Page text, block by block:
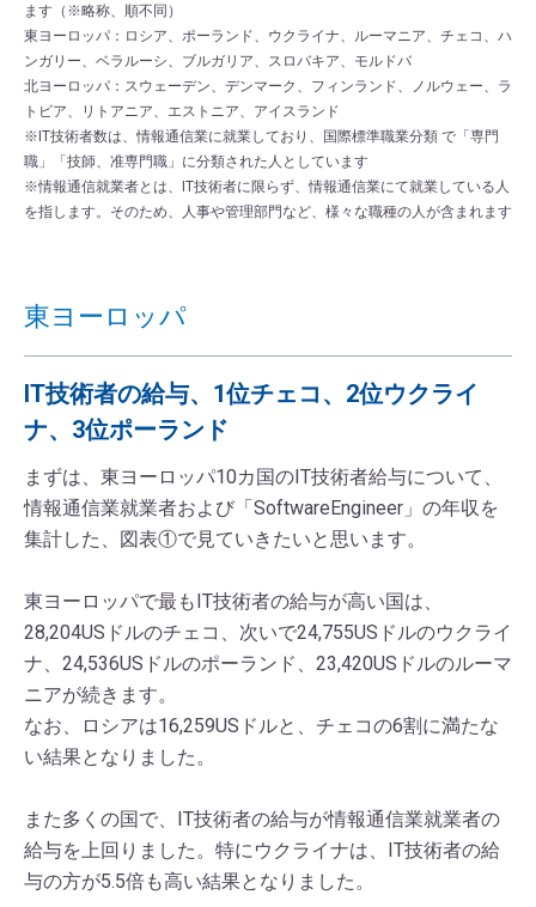
ます（※略称、順不同）
東ヨーロッパ：ロシア、ポーランド、ウクライナ、ルーマニア、チェコ、ハ
ンガリー、ベラルーシ、ブルガリア、スロバキア、モルドバ
北ヨーロッパ：スウェーデン、デンマーク、フィンランド、ノルウェー、ラ
トビア、リトアニア、エストニア、アイスランド
※IT技術者数は、情報通信業に就業しており、国際標準職業分類 で「専門
職」「技師、准専門職」に分類された人としています
※情報通信就業者とは、IT技術者に限らず、情報通信業にて就業している人
を指します。そのため、人事や管理部門など、様々な職種の人が含まれます
東ヨーロッパ
IT技術者の給与、1位チェコ、2位ウクライ
ナ、3位ポーランド
まずは、東ヨーロッパ10カ国のIT技術者給与について、
情報通信業就業者および「SoftwareEngineer」の年収を
集計した、図表①で見ていきたいと思います。
東ヨーロッパで最もIT技術者の給与が高い国は、
28,204USドルのチェコ、次いで24,755USドルのウクライ
ナ、24,536USドルのポーランド、23,420USドルのルーマ
ニアが続きます。
なお、ロシアは16,259USドルと、チェコの6割に満たな
い結果となりました。
また多くの国で、IT技術者の給与が情報通信業就業者の
給与を上回りました。特にウクライナは、IT技術者の給
与の方が5.5倍も高い結果となりました。